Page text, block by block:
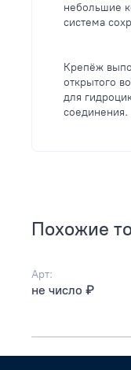
небольшие
система
Крепёж
открытого
для
соединения.
Похожие
Арт:
не число ₽